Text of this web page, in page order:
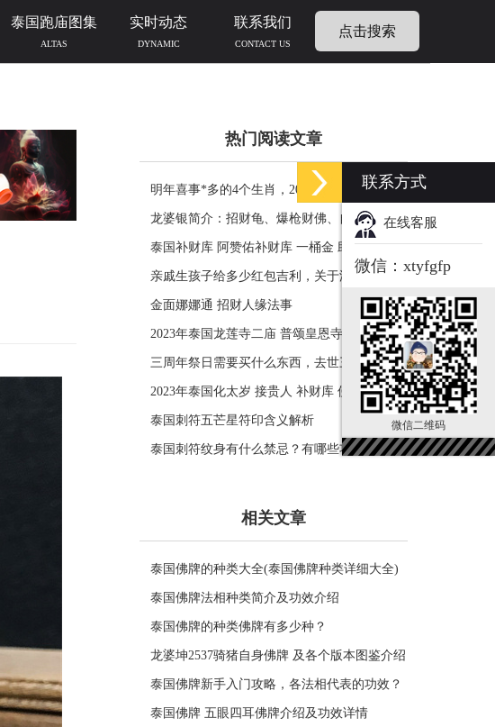
泰国跑庙图集
ALTAS
实时动态
DYNAMIC
联系我们
CONTACT US
点击搜索
热门阅读文章
明年喜事*多的4个生肖，2024年什么生肖福运
临门好事连连
龙婆银简介：招财龟、爆枪财佛、自身佛牌的
功效介绍
泰国补财库 阿赞佑补财库 一桶金 助力生意财
运财富
亲戚生孩子给多少红包吉利，关于添丁份子钱
风水讲究
金面娜娜通 招财人缘法事
2023年泰国龙莲寺二庙 普颂皇恩寺化太岁 接
贵人 补财库 佛历2566年
三周年祭日需要买什么东西，去世三周年祭祀
用品风水
2023年泰国化太岁 接贵人 补财库 佛历2566年
泰国刺符五芒星符印含义解析
泰国刺符纹身有什么禁忌？有哪些功效？
相关文章
泰国佛牌的种类大全(泰国佛牌种类详细大全)
泰国佛牌法相种类简介及功效介绍
泰国佛牌的种类佛牌有多少种？
龙婆坤2537骑猪自身佛牌 及各个版本图鉴介绍
泰国佛牌新手入门攻略，各法相代表的功效？
泰国佛牌 五眼四耳佛牌介绍及功效详情
联系方式
在线客服
微信：xtyfgfp
微信二维码